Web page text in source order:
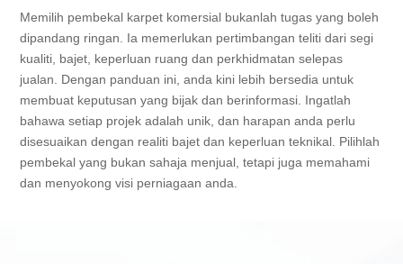
Memilih pembekal karpet komersial bukanlah tugas yang boleh
dipandang ringan. Ia memerlukan pertimbangan teliti dari segi
kualiti, bajet, keperluan ruang dan perkhidmatan selepas
jualan. Dengan panduan ini, anda kini lebih bersedia untuk
membuat keputusan yang bijak dan berinformasi. Ingatlah
bahawa setiap projek adalah unik, dan harapan anda perlu
disesuaikan dengan realiti bajet dan keperluan teknikal. Pilihlah
pembekal yang bukan sahaja menjual, tetapi juga memahami
dan menyokong visi perniagaan anda.